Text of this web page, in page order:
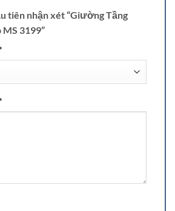
tiên nhận xét “Giường Tầng
MS 3199”